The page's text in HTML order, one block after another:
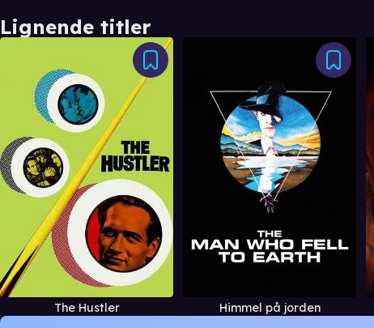
Lignende titler
The Hustler Himmel på jorden